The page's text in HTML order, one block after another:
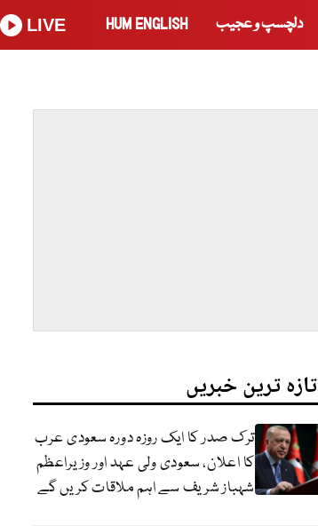
دلچسپ و عجیب HUM ENGLISH
LIVE
تازہ ترین خبریں
ترک صدر کا ایک روزہ دورہ سعودی عرب
کا اعلان، سعودی ولی عہد اور وزیراعظم
شہباز شریف سے اہم ملاقات کریں گے